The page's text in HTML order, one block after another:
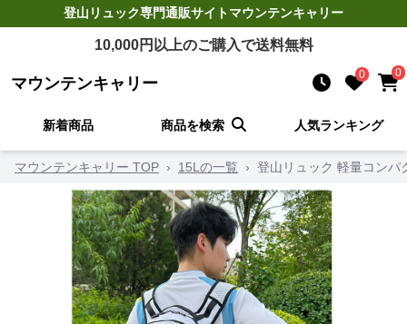
登山リュック専門通販サイトマウンテンキャリー
10,000円以上のご購入で送料無料
マウンテンキャリー 0 0
新着商品 商品を検索 人気ランキング
マウンテンキャリー TOP › 15Lの一覧 › 登山リュック 軽量コンパ